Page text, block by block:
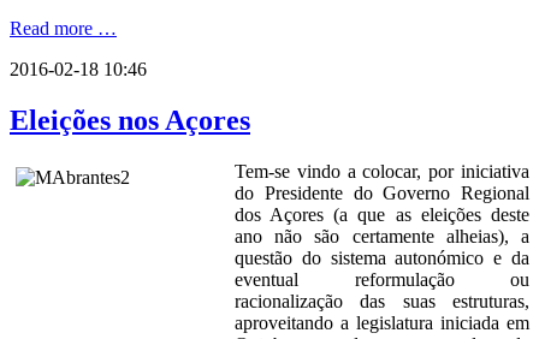
Read more …
2016-02-18 10:46
Eleições nos Açores
Tem-se vindo a colocar, por iniciativa
do Presidente do Governo Regional
dos Açores (a que as eleições deste
ano não são certamente alheias), a
questão do sistema autonómico e da
eventual reformulação ou
racionalização das suas estruturas,
aproveitando a legislatura iniciada em